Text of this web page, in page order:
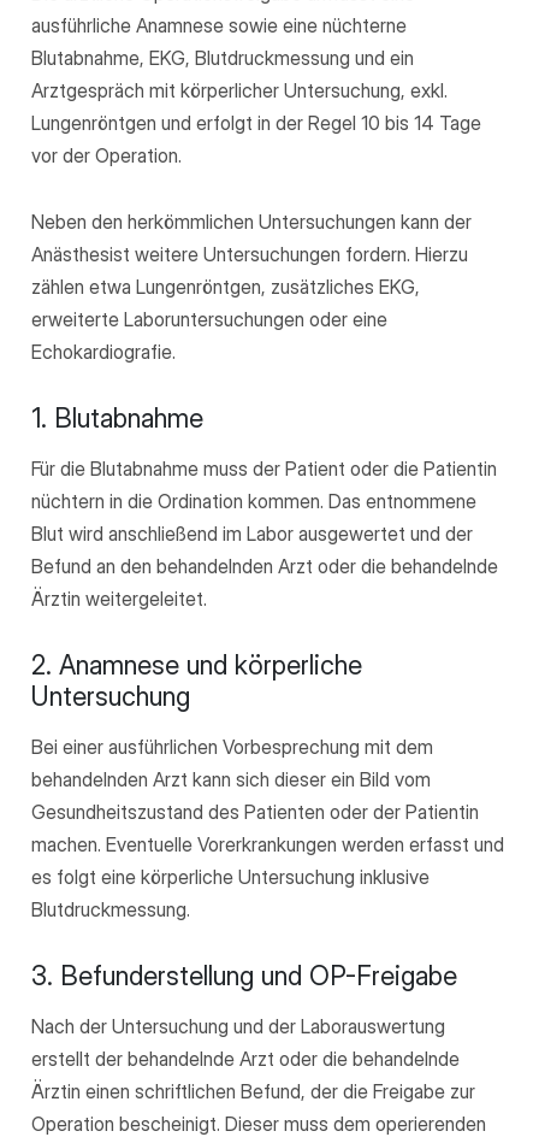
ausführliche Anamnese sowie eine nüchterne
Blutabnahme, EKG, Blutdruckmessung und ein
Arztgespräch mit körperlicher Untersuchung, exkl.
Lungenröntgen und erfolgt in der Regel 10 bis 14 Tage
vor der Operation.
Neben den herkömmlichen Untersuchungen kann der
Anästhesist weitere Untersuchungen fordern. Hierzu
zählen etwa Lungenröntgen, zusätzliches EKG,
erweiterte Laboruntersuchungen oder eine
Echokardiografie.
1. Blutabnahme
Für die Blutabnahme muss der Patient oder die Patientin
nüchtern in die Ordination kommen. Das entnommene
Blut wird anschließend im Labor ausgewertet und der
Befund an den behandelnden Arzt oder die behandelnde
Ärztin weitergeleitet.
2. Anamnese und körperliche
Untersuchung
Bei einer ausführlichen Vorbesprechung mit dem
behandelnden Arzt kann sich dieser ein Bild vom
Gesundheitszustand des Patienten oder der Patientin
machen. Eventuelle Vorerkrankungen werden erfasst und
es folgt eine körperliche Untersuchung inklusive
Blutdruckmessung.
3. Befunderstellung und OP-Freigabe
Nach der Untersuchung und der Laborauswertung
erstellt der behandelnde Arzt oder die behandelnde
Ärztin einen schriftlichen Befund, der die Freigabe zur
Operation bescheinigt. Dieser muss dem operierenden